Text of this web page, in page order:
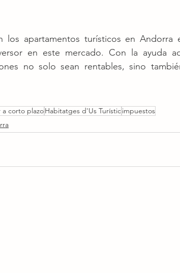
los apartamentos turísticos en Andorra
en este mercado. Con la ayuda
no solo sean rentables, sino
corto plazoHabitatges d'Us Turísticimpuestos